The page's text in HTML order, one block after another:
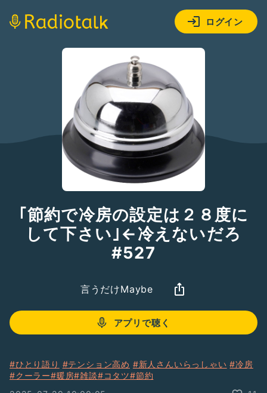
ログイン
｢節約で冷房の設定は２８度に
して下さい｣←冷えないだろ
#527
言うだけMaybe
アプリで聴く
#ひとり語り #テンション高め #新人さんいらっしゃい #冷房
#クーラー#暖房#雑談#コタツ#節約